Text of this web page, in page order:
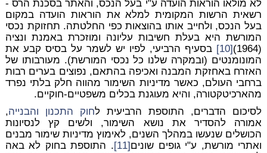
לא מולאו הוראות הועדה ע"י בעל הנכס, והאתר בסכנת הרס -
רשאית הרשות המקומית למלא את הוראות הועדה במקום
בעל הנכס, ולחייב אותו בהוצאות כפי החלטתה. תחזוקת נכסי
המורשת היא בעלת חשיבות עליונה ומוזכרת באמנת ונציה
(1964)
[10]
בסעיף הרביעי, לפיו יש לשמר על בסיס קבע את
המונומנטים (ובמקרה שלנו כל נכסי המורשת). מעורבותו של
האזרח באחזקת המבנה ואכיפה בהתאם, נפוצים בערים רבות
ברחבי העולם, כאשר מדיניות השימור מהווה חלק בלתי נפרד
מהארכיטקטורה, והיא מעוגנת בכלים משפטיים-חוקיים.
לסיכום הדברים, התוספת הרביעית לחוק התכנון והבנייה,
אמורה להסדיר את נושא השימור, ולשים קץ לנסיונות
הכושלים שנעשו במהלך השנים, לאימוץ מדיניות שימור מבנים
ואתרי מורשת, ע"י גופים שונים[11]
. התוספת בחוק לא באה